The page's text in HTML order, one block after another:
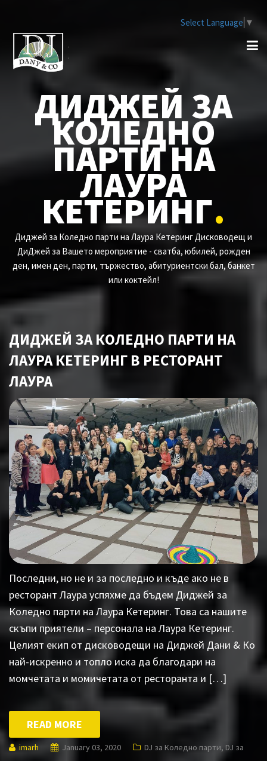
Select Language ▼
ДИДЖЕЙ ЗА
КОЛЕДНО
ПАРТИ НА
ЛАУРА
КЕТЕРИНГ.
Диджей за Коледно парти на Лаура Кетеринг Дисководещ и
ДиДжей за Вашето мероприятие - сватба, юбилей, рожден
ден, имен ден, парти, тържество, абитуриентски бал, банкет
или коктейл!
ДИДЖЕЙ ЗА КОЛЕДНО ПАРТИ НА
ЛАУРА КЕТЕРИНГ В РЕСТОРАНТ
ЛАУРА
Последни, но не и за последно и къде ако не в
ресторант Лаура успяхме да бъдем Диджей за
Коледно парти на Лаура Кетеринг. Това са нашите
скъпи приятели – персонала на Лаура Кетеринг.
Целият екип от дисководещи на Диджей Дани & Ко
най-искренно и топло иска да благодари на
момчетата и момичетата от ресторанта и […]
READ MORE
imarh January 03, 2020 DJ за Коледно парти, DJ за